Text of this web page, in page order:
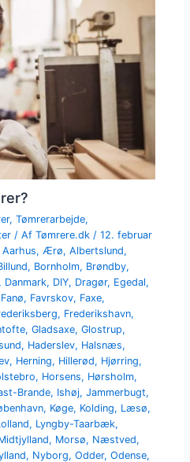
,Tømrerarbejde,
/ AfTømrere.dk/12. februar
Aarhus,Ærø,Albertslund,
, Bornholm, Brøndby,
, Danmark, DIY, Dragør, Egedal,
Fanø, Favrskov, Faxe,
, Frederikshavn,
,Gladsaxe,Glostrup,
, Haderslev, Halsnæs,
, Herning, Hillerød, Hjørring,
, Horsens, Hørsholm,
Brande, Ishøj,Jammerbugt,
, Køge, Kolding, Læsø,
, Lyngby-Taarbæk,
, Morsø, Næstved,
, Nyborg,Odder,Odense,